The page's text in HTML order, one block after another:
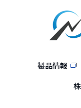
製品情報